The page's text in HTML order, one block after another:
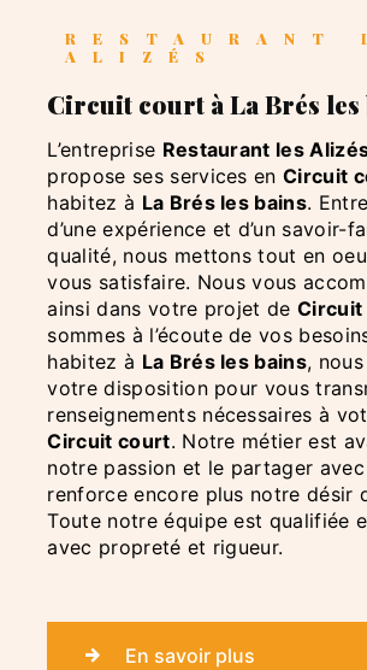
RESTAURANT LES
ALIZÉS
Circuit court à La Brés
L’entreprise Restaurant les
propose ses services enCircuit
habitez à La Brés les bains.
d’une expérience et d’un savoir-
qualité, nous mettons tout en
vous satisfaire. Nous vous
ainsi dans votre projet de
sommes à l’écoute de vos
habitez à La Brés les bains,
votre disposition pour vous
renseignements nécessaires à
Circuit court. Notre métier est
notre passion et le partager
renforce encore plus notre désir
Toute notre équipe est qualifiée
avec propreté et rigueur.
En savoir plus